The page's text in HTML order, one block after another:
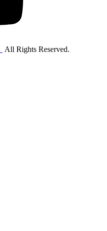
All Rights Reserved.